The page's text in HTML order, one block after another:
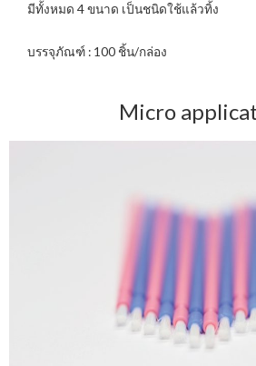
มีทั้งหมด 4 ขนาด เป็นชนิดใช้แล้วทิ้ง
บรรจุภัณฑ์ : 100 ชิ้น/กล่อง
Micro